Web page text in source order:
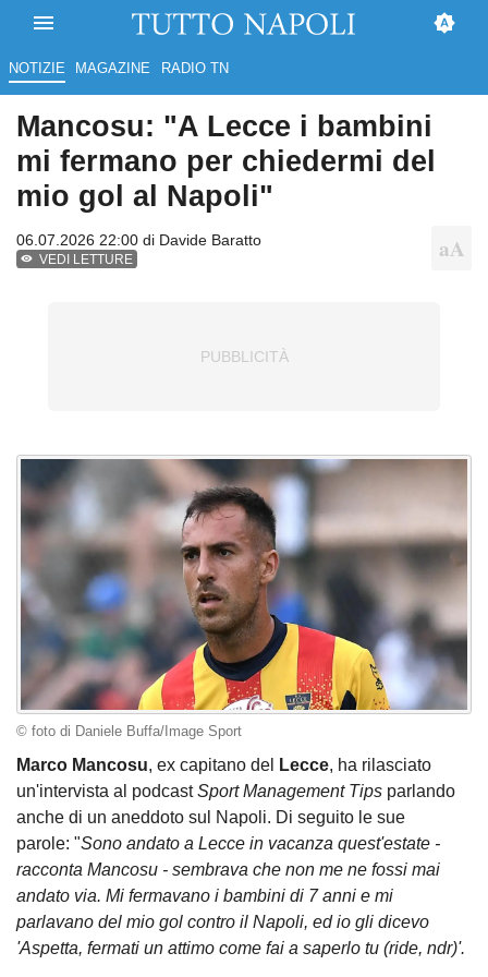
NOTIZIE MAGAZINE RADIO TN
Mancosu: "A Lecce i bambini
mi fermano per chiedermi del
mio gol al Napoli"
06.07.2026 22:00 di Davide Baratto
VEDI LETTURE
© foto di Daniele Buffa/Image Sport
Marco Mancosu, ex capitano del Lecce, ha rilasciato
un'intervista al podcastSport Management Tips parlando
anche di un aneddoto sul Napoli. Di seguito le sue
parole: "Sono andato a Lecce in vacanza quest'estate -
racconta Mancosu - sembrava che non me ne fossi mai
andato via. Mi fermavano i bambini di 7 anni e mi
parlavano del mio gol contro il Napoli, ed io gli dicevo
'Aspetta, fermati un attimo come fai a saperlo tu (ride, ndr)'.